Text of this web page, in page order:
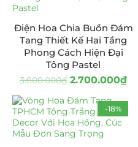
Điện Hoa Chia Buồn Đám
Tang Thiết Kế Hai Tầng
Phong Cách Hiện Đại
Tông Pastel
3.800.000₫ 2.700.000₫
-18%